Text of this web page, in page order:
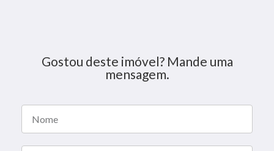
Gostou deste imóvel? Mande uma
mensagem.